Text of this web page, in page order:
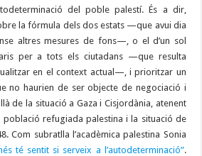
del poble palestí. És a dir,
la fórmula dels dos estats —que avui dia
altres mesures de fons—, o el d’un sol
per a tots els ciutadans —que resulta
en el context actual—, i prioritzar un
no haurien de ser objecte de negociació i
de la situació a Gaza i Cisjordània, atenent
refugiada palestina i la situació de
Com subratlla l’acadèmica palestina Sonia
té sentit si serveix a l’autodeterminació”.